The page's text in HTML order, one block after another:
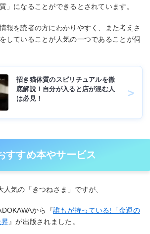
」になることができるとされています。
報を読者の方にわかりやすく、また考えさ
していることが人気の一つであることが伺
招き猫体質のスピリチュアルを徹
底解説！自分が入ると店が混む人
は必見！
すすめ本やサービス
気の「きつねさま」ですが、
から『誰もが持っている!「金運の
昇』が出版されました。